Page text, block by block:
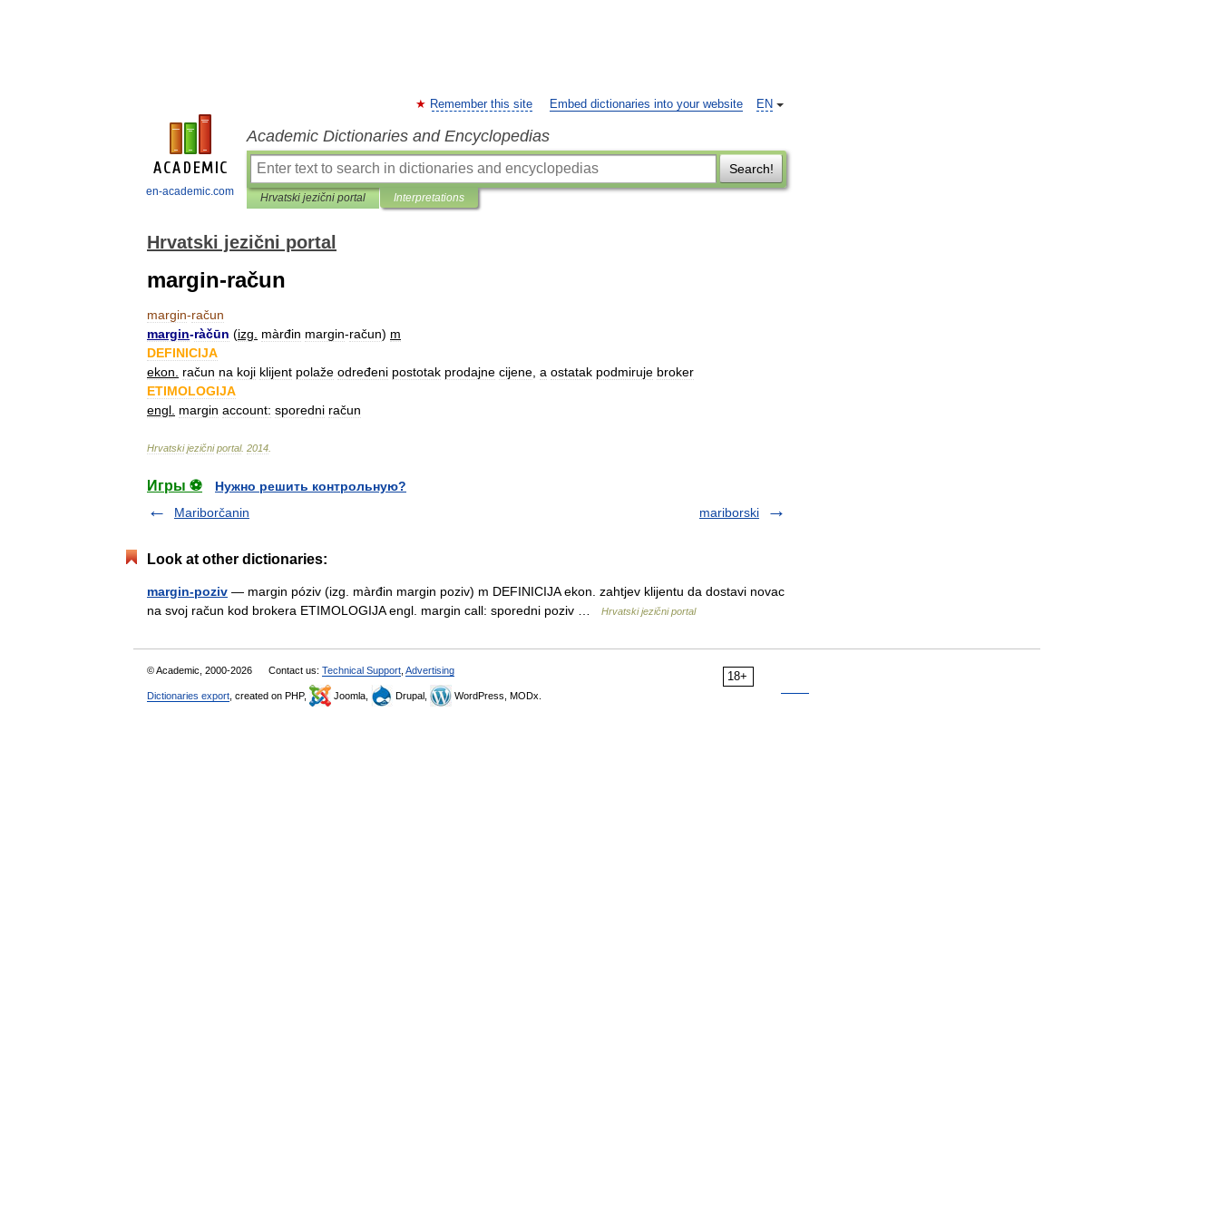
en-academic.com
EN
Remember this site Embed dictionaries into your website
Academic Dictionaries and Encyclopedias
Search!
Hrvatski jezični portal Interpretations
Hrvatski jezični portal
margin-račun
margin-račun
margin-ràčūn (izg màrđin margin-račun) m
DEFINICIJA
ekon
račun na koji klijent polaže određeni postotak prodajne cijene a ostatak podmiruje broker
ETIMOLOGIJA
engl margin account: sporedni račun
Hrvatski jezični portal. 2014
Игры ⚽
Нужно решить контрольную?
Mariborčanin
mariborski
Look at other dictionaries:
margin-poziv — margin póziv (izg. màrđin margin poziv) m DEFINICIJA ekon. zahtjev klijentu da dostavi novac
na svoj račun kod brokera ETIMOLOGIJA engl. margin call: sporedni poziv …
Hrvatski jezični portal
18+
© Academic, 2000-2026 Contact us: Technical Support Advertising
Dictionaries export , created on PHP, Joomla, Drupal, WordPress, MODx.